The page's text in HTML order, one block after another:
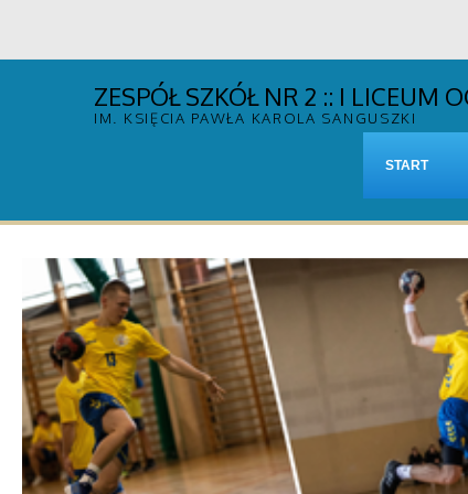
ZESPÓŁ SZKÓŁ NR 2 :: I LICEUM
IM. KSIĘCIA PAWŁA KAROLA SANGUSZKI
START